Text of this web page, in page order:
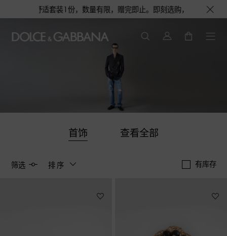
行舒适套装1份，数量有限，赠完即止。即刻选购，尊享花呗至
首饰 查看全部
筛选 排序 有库存